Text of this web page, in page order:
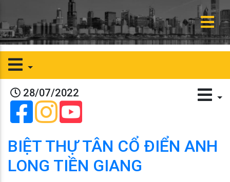
28/07/2022
BIỆT THỰ TÂN CỔ ĐIỂN ANH
LONG TIỀN GIANG